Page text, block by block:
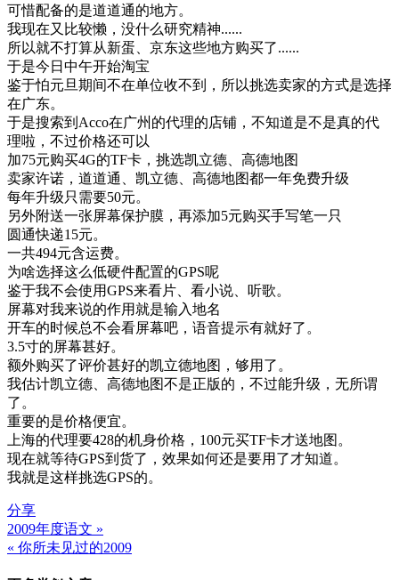
可惜配备的是道道通的地方。
我现在又比较懒，没什么研究精神......
所以就不打算从新蛋、京东这些地方购买了......
于是今日中午开始淘宝
鉴于怕元旦期间不在单位收不到，所以挑选卖家的方式是选择
在广东。
于是搜索到Acco在广州的代理的店铺，不知道是不是真的代
理啦，不过价格还可以
加75元购买4G的TF卡，挑选凯立德、高德地图
卖家许诺，道道通、凯立德、高德地图都一年免费升级
每年升级只需要50元。
另外附送一张屏幕保护膜，再添加5元购买手写笔一只
圆通快递15元。
一共494元含运费。
为啥选择这么低硬件配置的GPS呢
鉴于我不会使用GPS来看片、看小说、听歌。
屏幕对我来说的作用就是输入地名
开车的时候总不会看屏幕吧，语音提示有就好了。
3.5寸的屏幕甚好。
额外购买了评价甚好的凯立德地图，够用了。
我估计凯立德、高德地图不是正版的，不过能升级，无所谓
了。
重要的是价格便宜。
上海的代理要428的机身价格，100元买TF卡才送地图。
现在就等待GPS到货了，效果如何还是要用了才知道。
我就是这样挑选GPS的。
分享
文
章
2009年度语文 »
« 你所未见过的2009